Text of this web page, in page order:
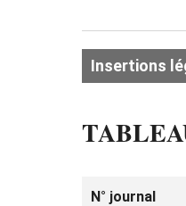
Insertions
N° journal